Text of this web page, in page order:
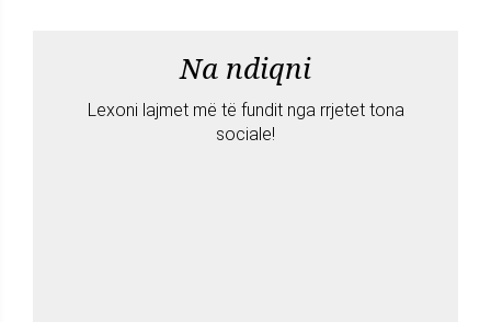
Na ndiqni
Lexoni lajmet më të fundit nga rrjetet tona
sociale!